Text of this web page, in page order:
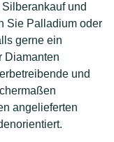
und
Sie Palladium oder
gerne ein
Diamanten
und
angelieferten